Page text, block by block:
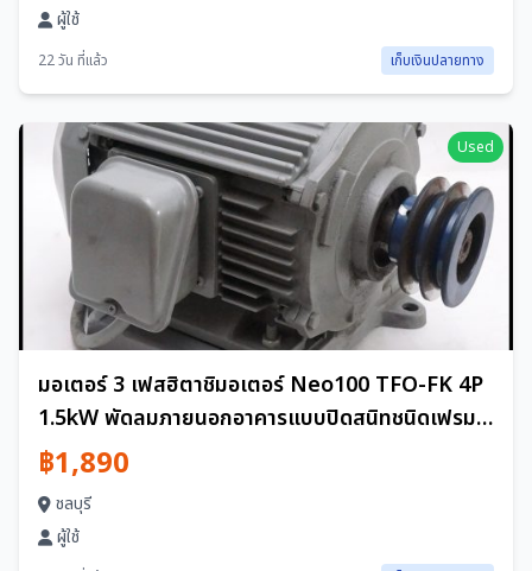
ผู้ใช้
22 วัน ที่แล้ว เก็บเงินปลายทาง
Used
มอเตอร์ 3 เฟสฮิตาชิมอเตอร์ Neo100 TFO-FK 4P
1.5kW พัดลมภายนอกอาคารแบบปิดสนิทชนิดเฟรม
หมายเลข 90L ชนิดออกเทอร์มินอลบล็อค (ขันสกรู)
ชนิด HITACHI
฿1,890
ชลบุรี
ผู้ใช้